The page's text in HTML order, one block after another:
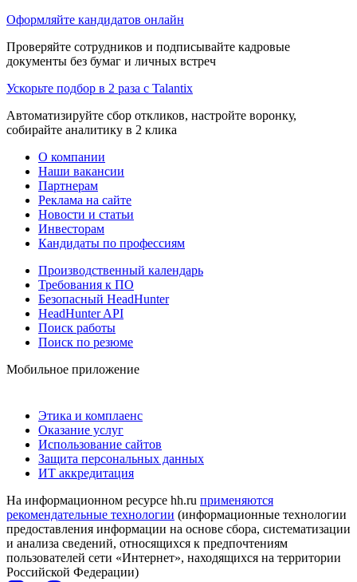
Оформляйте кандидатов онлайн
Проверяйте сотрудников и подписывайте кадровые
документы без бумаг и личных встреч
Ускорьте подбор в 2 раза с Talantix
Автоматизируйте сбор откликов, настройте воронку,
собирайте аналитику в 2 клика
О компании
Наши вакансии
Партнерам
Реклама на сайте
Новости и статьи
Инвесторам
Кандидаты по профессиям
Производственный календарь
Требования к ПО
Безопасный HeadHunter
HeadHunter API
Поиск работы
Поиск по резюме
Мобильное приложение
Этика и комплаенс
Оказание услуг
Использование сайтов
Защита персональных данных
ИТ аккредитация
На информационном ресурсе hh.ru применяются
рекомендательные технологии (информационные технологии
предоставления информации на основе сбора, систематизации
и анализа сведений, относящихся к предпочтениям
пользователей сети «Интернет», находящихся на территории
Российской Федерации)